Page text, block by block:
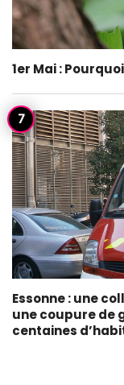
1er Mai :
Essonne : une
une coupure de
centaines